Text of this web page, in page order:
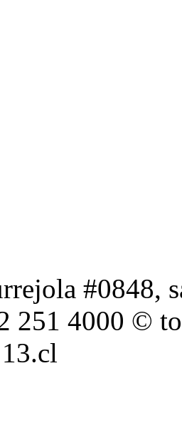
#0848,
251 4000 ©